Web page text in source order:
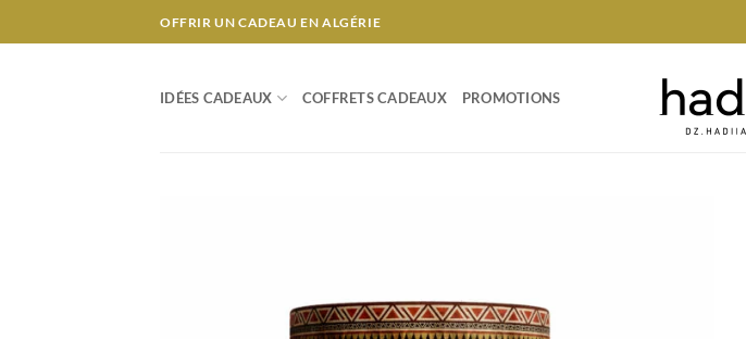
au
OFFRIR UN CADEAU EN ALGÉRIE
IDÉES CADEAUX COFFRETS CADEAUX PROMOTIONS